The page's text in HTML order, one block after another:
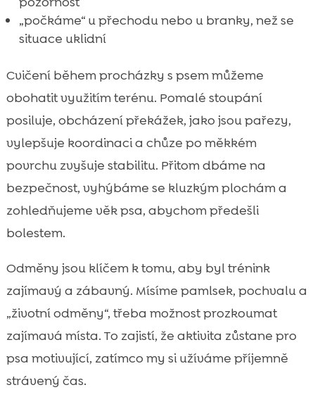
„počkáme“ u přechodu nebo u branky, než se
situace uklidní
Cvičení během procházky s psem můžeme
obohatit využitím terénu. Pomalé stoupání
posiluje, obcházení překážek, jako jsou pařezy,
vylepšuje koordinaci a chůze po měkkém
povrchu zvyšuje stabilitu. Přitom dbáme na
bezpečnost, vyhýbáme se kluzkým plochám a
zohledňujeme věk psa, abychom předešli
bolestem.
Odměny jsou klíčem k tomu, aby byl trénink
zajímavý a zábavný. Mísíme pamlsek, pochvalu a
„životní odměny“, třeba možnost prozkoumat
zajímavá místa. To zajistí, že aktivita zůstane pro
psa motivující, zatímco my si užíváme příjemně
strávený čas.